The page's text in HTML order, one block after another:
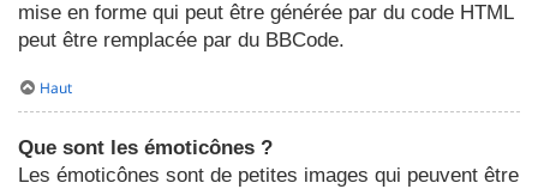
mise en forme qui peut être générée par du code HTML
peut être remplacée par du BBCode.
Haut
Que sont les émoticônes ?
Les émoticônes sont de petites images qui peuvent être